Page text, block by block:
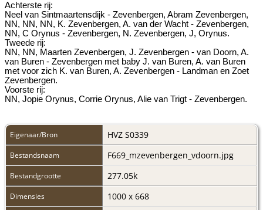
Achterste rij:
Neel van Sintmaartensdijk - Zevenbergen, Abram Zevenbergen,
NN, NN, NN, K. Zevenbergen, A. van der Wacht - Zevenbergen,
NN, C Orynus - Zevenbergen, N. Zevenbergen, J, Orynus.
Tweede rij:
NN, NN, Maarten Zevenbergen, J. Zevenbergen - van Doorn, A.
van Buren - Zevenbergen met baby J. van Buren, A. van Buren
met voor zich K. van Buren, A. Zevenbergen - Landman en Zoet
Zevenbergen.
Voorste rij:
NN, Jopie Orynus, Corrie Orynus, Alie van Trigt - Zevenbergen.
Eigenaar/Bron HVZ S0339
Bestandsnaam F669_mzevenbergen_vdoorn.jpg
Bestandgrootte 277.05k
Dimensies 1000 x 668